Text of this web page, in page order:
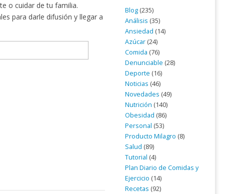
o cuidar de tu familia.
para darle difusión y llegar a
Blog (235)
Análisis (35)
Ansiedad (14)
Azúcar (24)
Comida (76)
Denunciable (28)
Deporte (16)
Noticias (46)
Novedades (49)
Nutrición (140)
Obesidad (86)
Personal (53)
Producto Milagro (8)
Salud (89)
Tutorial (4)
Plan Diario de Comidas y
Ejercicio (14)
Recetas (92)